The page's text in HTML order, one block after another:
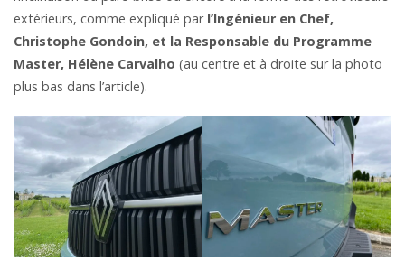
extérieurs, comme expliqué par l’Ingénieur en Chef,
Christophe Gondoin, et la Responsable du Programme
Master, Hélène Carvalho (au centre et à droite sur la photo
plus bas dans l’article).